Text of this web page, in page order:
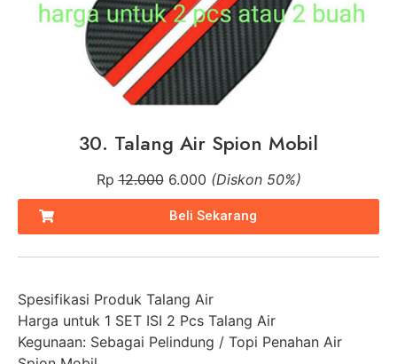
30. Talang Air Spion Mobil
Rp12.0006.000 (Diskon 50%)
Beli Sekarang
Spesifikasi Produk Talang Air
Harga untuk 1 SET ISI 2 Pcs Talang Air
Kegunaan: Sebagai Pelindung / Topi Penahan Air